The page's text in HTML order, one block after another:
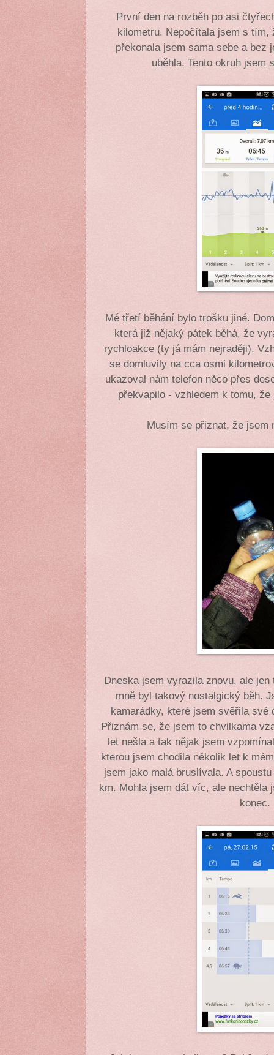
První den na rozběh po asi
kilometru. Nepočítala jsem s tím,
překonala jsem sama sebe a bez
uběhla. Tento okruh jsem
Mé třetí běhání bylo trošku jiné.
která již nějaký pátek běhá, že
rychloakce (ty já mám nejraději).
se domluvily na cca osmi
ukazoval nám telefon něco přes
překvapilo - vzhledem k tomu,
Musím se přiznat, že jsem
Dneska jsem vyrazila znovu, ale
mně byl takový nostalgický běh.
kamarádky, které jsem svěřila
Přiznám se, že jsem to chvilkama
let nešla a tak nějak jsem
kterou jsem chodila několik let k
jsem jako malá bruslívala. A
km. Mohla jsem dát víc, ale nechtěla
konec.